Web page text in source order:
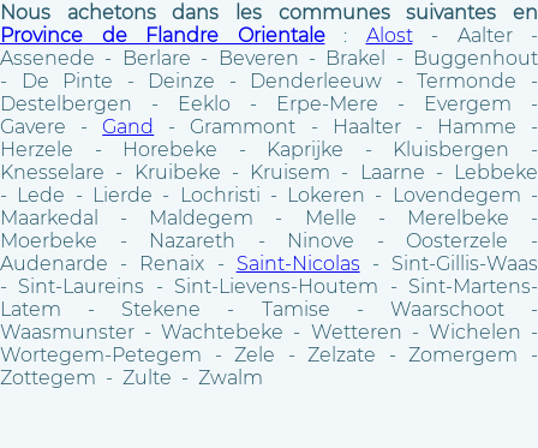
Nous achetons dans les communes suivantes en
Province de Flandre Orientale: Alost- Aalter -
Assenede - Berlare - Beveren - Brakel - Buggenhout
- De Pinte - Deinze - Denderleeuw - Termonde -
Destelbergen - Eeklo - Erpe-Mere - Evergem -
Gavere - Gand
- Grammont - Haalter - Hamme -
Herzele - Horebeke - Kaprijke - Kluisbergen -
Knesselare - Kruibeke - Kruisem - Laarne - Lebbeke
- Lede - Lierde - Lochristi - Lokeren - Lovendegem -
Maarkedal - Maldegem - Melle - Merelbeke -
Moerbeke - Nazareth - Ninove - Oosterzele -
Audenarde - Renaix - Saint-Nicolas - Sint-Gillis-Waas
- Sint-Laureins - Sint-Lievens-Houtem - Sint-Martens-
Latem - Stekene - Tamise - Waarschoot -
Waasmunster - Wachtebeke - Wetteren - Wichelen -
Wortegem-Petegem - Zele - Zelzate - Zomergem -
Zottegem - Zulte - Zwalm